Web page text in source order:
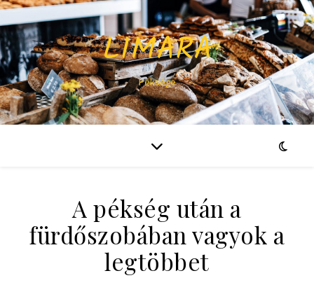
LIMARA
Péksége
A pékség után a
fürdőszobában vagyok a
legtöbbet